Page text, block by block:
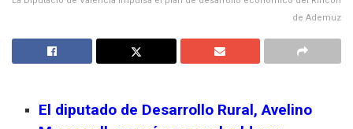
de Ademuz
El diputado de Desarrollo Rural, Avelino